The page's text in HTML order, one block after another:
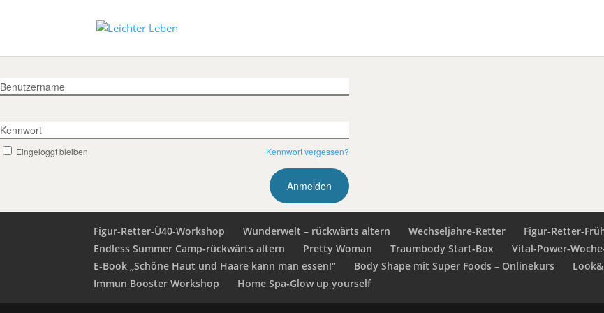
Benutzername
Kennwort
Eingeloggt bleiben Kennwort vergessen?
Figur-Retter-Ü40-Workshop Wunderwelt – rückwärts altern Wechseljahre-Retter Figur-Retter-
Endless Summer Camp-rückwärts altern
Pretty Woman Traumbody Start-Box Vital-Power-
E-Book „Schöne Haut und Haare kann man essen!“
Body Shape mit Super Foods – Onlinekurs
Immun Booster Workshop
Home Spa-Glow up yourself